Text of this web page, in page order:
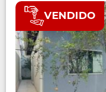
VENDIDO